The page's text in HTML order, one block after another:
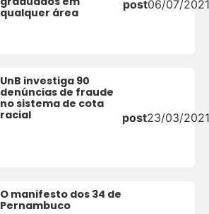
qualquer área
post06/07/2021
UnB investiga 90
denúncias de fraude
no sistema de cota
racial
post23/03/
O manifesto dos 34 de
Pernambuco